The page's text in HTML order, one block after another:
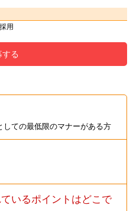
用
する
しての最低限のマナーがある方
いるポイントはどこで